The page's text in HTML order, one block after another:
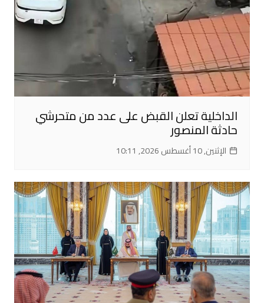
الداخلية تعلن القبض على عدد من متحرشي
حادثة المنصور
الإثنين, 10 أغسطس 2026, 10:11